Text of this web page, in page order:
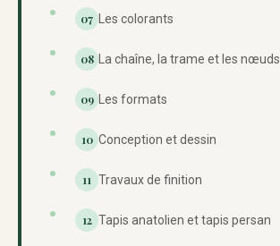
07 Les colorants
08 La chaîne, la trame et les nœuds
09 Les formats
10 Conception et dessin
11 Travaux de finition
12 Tapis anatolien et tapis persan